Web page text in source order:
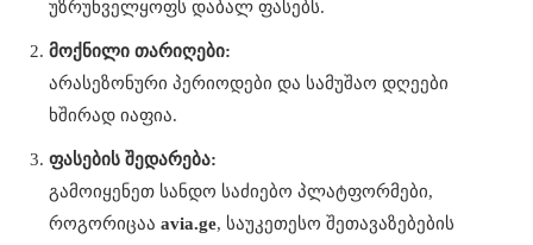
უზრუნველყოფს დაბალ ფასებს.
მოქნილი თარიღები:
არასეზონური პერიოდები და სამუშაო დღეები
ხშირად იაფია.
ფასების შედარება:
გამოიყენეთ სანდო საძიებო პლატფორმები,
როგორიცაა avia.ge, საუკეთესო შეთავაზებების